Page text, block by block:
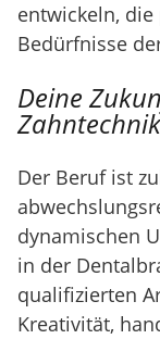
entwickeln,
Bedürfnisse
Deine
Der Beruf ist
dynamischen
in der
qualifizierten
Kreativität,